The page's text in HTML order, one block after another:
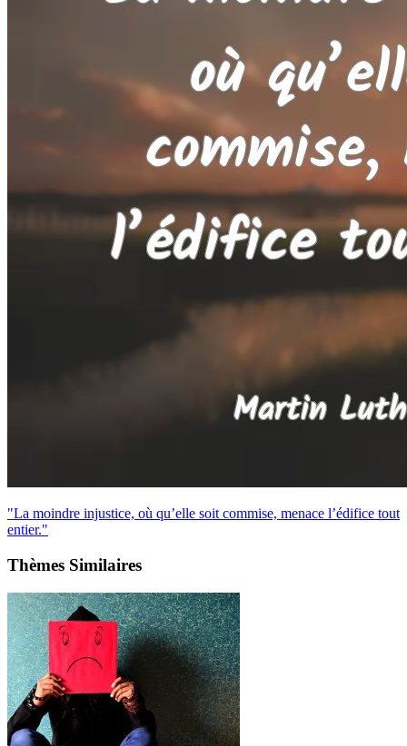
"La moindre injustice, où qu’elle soit commise, menace l’édifice tout
entier."
Thèmes Similaires